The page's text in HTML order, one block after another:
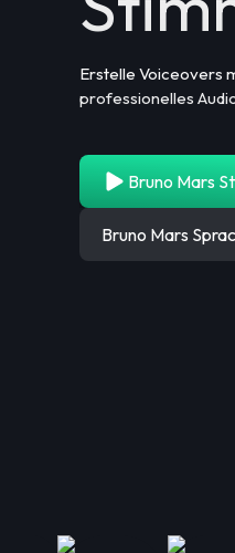
Erstelle Voiceovers
professionelles
Bruno Mars
Bruno Mars